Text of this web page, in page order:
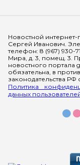
Новостной
Сергей Иванович.
телефон: 8 (967) 930-
Мира, д. 3, помещ. 3.
новостного портала
обязательна, в
законодательства РФ
Политика
данных